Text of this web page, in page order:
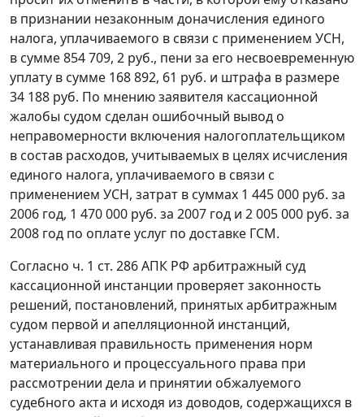
в признании незаконным доначисления единого
налога, уплачиваемого в связи с применением УСН,
в сумме 854 709, 2 руб., пени за его несвоевременную
уплату в сумме 168 892, 61 руб. и штрафа в размере
34 188 руб. По мнению заявителя кассационной
жалобы судом сделан ошибочный вывод о
неправомерности включения налогоплательщиком
в состав расходов, учитываемых в целях исчисления
единого налога, уплачиваемого в связи с
применением УСН, затрат в суммах 1 445 000 руб. за
2006 год, 1 470 000 руб. за 2007 год и 2 005 000 руб. за
2008 год по оплате услуг по доставке ГСМ.
Согласно ч. 1 ст. 286АПК РФ арбитражный суд
кассационной инстанции проверяет законность
решений, постановлений, принятых арбитражным
судом первой и апелляционной инстанций,
устанавливая правильность применения норм
материального и процессуального права при
рассмотрении дела и принятии обжалуемого
судебного акта и исходя из доводов, содержащихся в